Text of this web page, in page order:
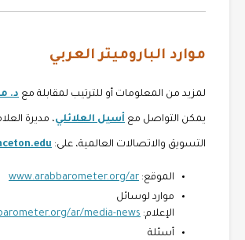
موارد الباروميتر العربي
لمزيد من المعلومات أو للترتيب لمقابلة مع د.
يمكن التواصل مع أسيل العلائلي، مديرة
التسويق والاتصالات العالمية، على:
الموقع: www.arabbarometer.org/ar
موارد لوسائل
الإعلام: ar/media-news
أسئلة